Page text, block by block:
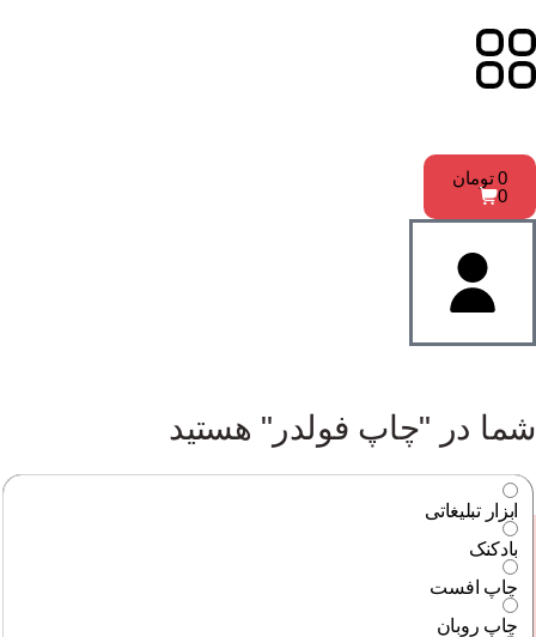
0 تومان
0
شما در "چاپ فولدر" هستید
ابزار تبلیغاتی
بادکنک
چاپ افست
چاپ روبان